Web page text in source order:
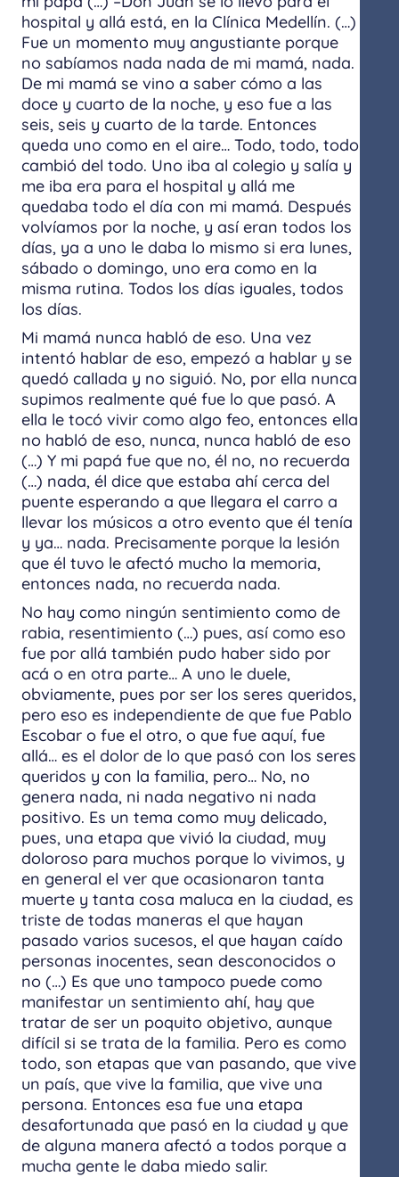
hospital y allá está, en la Clínica Medellín. (…)​
Fue un momento muy angustiante porque
no sabíamos nada nada de mi mamá, nada.
De mi mamá se vino a saber cómo a las
doce y cuarto de la noche, y eso fue a las
seis, seis y cuarto de la tarde. Entonces
queda uno como en el aire… Todo, todo, todo
cambió del todo. Uno iba al colegio y salía y
me iba era para el hospital y allá me
quedaba todo el día con mi mamá. Después
volvíamos por la noche, y así eran todos los
días, ya a uno le daba lo mismo si era lunes,
sábado o domingo, uno era como en la
misma rutina. Todos los días iguales, todos
los días.
Mi mamá nunca habló de eso. Una vez
intentó hablar de eso, empezó a hablar y se
quedó callada y no siguió. No, por ella nunca
supimos realmente qué fue lo que pasó. A
ella le tocó vivir como algo feo, entonces ella
no habló de eso, nunca, nunca habló de eso
(…) Y mi papá fue que no, él no, no recuerda
(…) nada, él dice que estaba ahí cerca del
puente esperando a que llegara el carro a
llevar los músicos a otro evento que él tenía
y ya… nada. Precisamente porque la lesión
que él tuvo le afectó mucho la memoria,
entonces nada, no recuerda nada.
No hay como ningún sentimiento como de
rabia, resentimiento (…) pues, así como eso
fue por allá también pudo haber sido por
acá o en otra parte… A uno le duele,
obviamente, pues por ser los seres queridos,
pero eso es independiente de que fue Pablo
Escobar o fue el otro, o que fue aquí, fue
allá… es el dolor de lo que pasó con los seres
queridos y con la familia, pero… No, no
genera nada, ni nada negativo ni nada
positivo. Es un tema como muy delicado,
pues, una etapa que vivió la ciudad, muy
doloroso para muchos porque lo vivimos, y
en general el ver que ocasionaron tanta
muerte y tanta cosa maluca en la ciudad, es
triste de todas maneras el que hayan
pasado varios sucesos, el que hayan caído
personas inocentes, sean desconocidos o
no (…) Es que uno tampoco puede como
manifestar un sentimiento ahí, hay que
tratar de ser un poquito objetivo, aunque
difícil si se trata de la familia. Pero es como
todo, son etapas que van pasando, que vive
un país, que vive la familia, que vive una
persona. Entonces esa fue una etapa
desafortunada que pasó en la ciudad y que
de alguna manera afectó a todos porque a
mucha gente le daba miedo salir.